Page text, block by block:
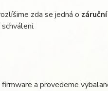
zda se jedná o záruční
a provedeme